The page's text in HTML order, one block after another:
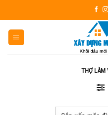
to
content
THỢ LÀM